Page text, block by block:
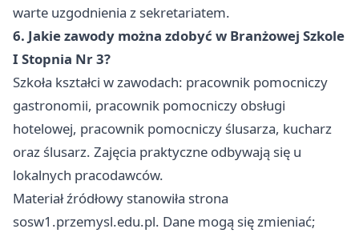
warte uzgodnienia z sekretariatem.
6. Jakie zawody można zdobyć w Branżowej Szkole
I Stopnia Nr 3?
Szkoła kształci w zawodach: pracownik pomocniczy
gastronomii, pracownik pomocniczy obsługi
hotelowej, pracownik pomocniczy ślusarza, kucharz
oraz ślusarz. Zajęcia praktyczne odbywają się u
lokalnych pracodawców.
Materiał źródłowy stanowiła strona
sosw1.przemysl.edu.pl. Dane mogą się zmieniać;